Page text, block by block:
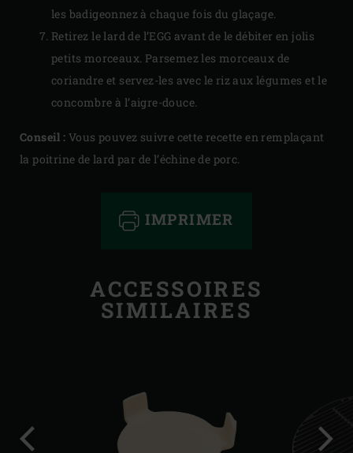
les badigeonnez à chaque fois du glaçage.
Retirez le lard de l’EGG avant de le débiter en jolis
petits morceaux. Parsemez les morceaux de
coriandre et servez-les avec le riz aux légumes et le
concombre à l’aigre-douce.
Conseil : Vous pouvez suivre cette recette en remplaçant
la poitrine de lard par de l’échine de porc.
IMPRIMER
ACCESSOIRES
SIMILAIRES